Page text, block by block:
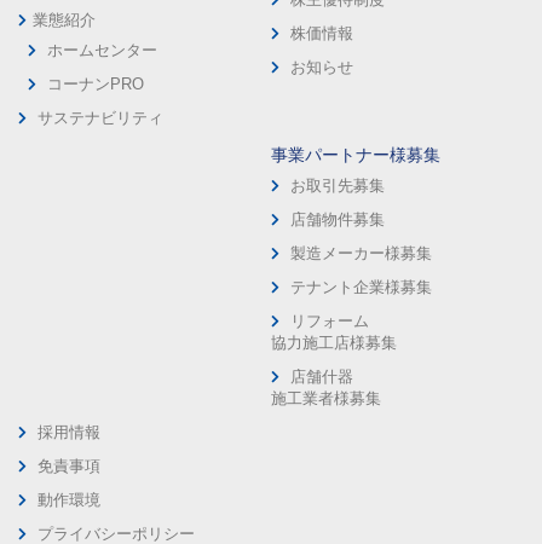
業態紹介
ホームセンター
コーナンPRO
サステナビリティ
株価情報
お知らせ
事業パートナー様募集
お取引先募集
店舗物件募集
製造メーカー様募集
テナント企業様募集
リフォーム
協力施工店様募集
店舗什器
施工業者様募集
採用情報
免責事項
動作環境
プライバシーポリシー